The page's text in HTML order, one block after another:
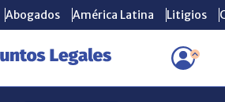
Abogados América Latina Litigios
Mensualización de las prestaciones
Abogados América Latina Litigios